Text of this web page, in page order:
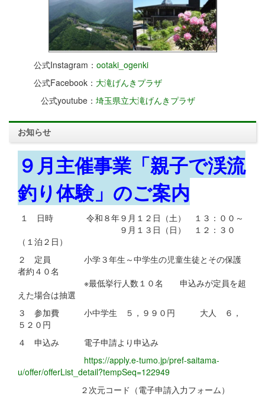
公式Instagram： ootaki_ogenki
公式Facebook： 大滝げんきプラザ
公式youtube： 埼玉県立大滝げんきプラザ
お知らせ
９月主催事業「親子で渓流
釣り体験」のご案内
１ 日時 令和８年９月１２日（土） １３：００～
９月１３日（日） １２：３０
（１泊２日）
２ 定員 小学３年生～中学生の児童生徒とその保護
者約４０名
※最低挙行人数１０名 申込みが定員を超
えた場合は抽選
３ 参加費 小中学生 ５，９９０円 大人 ６，
５２０円
４ 申込み 電子申請より申込み
https://apply.e-tumo.jp/pref-saitama-
u/offer/offerList_detail?tempSeq=122949
２次元コード（電子申請入力フォーム）